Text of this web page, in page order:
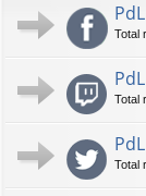
Total
Total
Total